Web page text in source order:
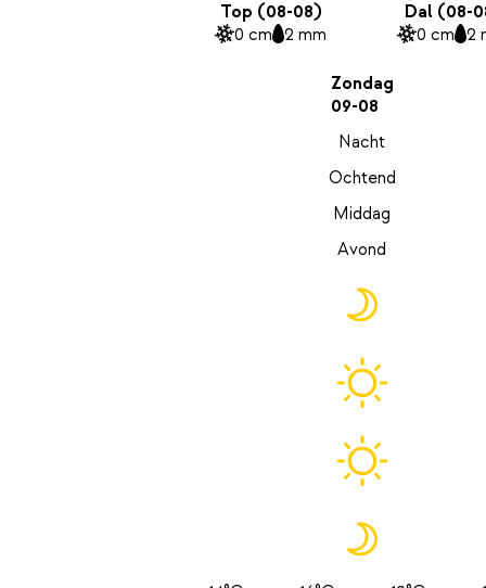
Top (08-08)
0 cm 2 mm
Dal (08-
0 cm 2
Zondag
09-08
Nacht
Ochtend
Middag
Avond